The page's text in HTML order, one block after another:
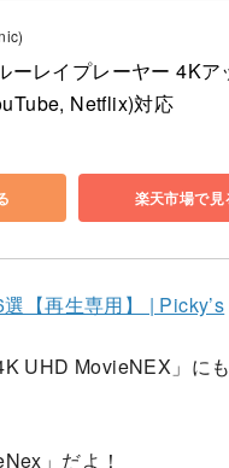
ーレイプレーヤー 4K
Netflix)対応
楽天市場で見
【再生専用】 | Picky’s
UHD MovieNEX」にも
」だよ！